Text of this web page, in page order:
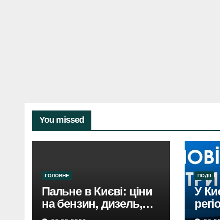
You missed
ГОЛОВНЕ
Пальне в Києві: ціни
на бензин, дизель,
газ 5 серпня. Не
ПОДІЇ
У